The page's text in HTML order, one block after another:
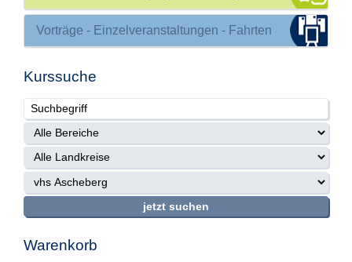
Vorträge - Einzelveranstaltungen - Fahrten
Kurssuche
Warenkorb